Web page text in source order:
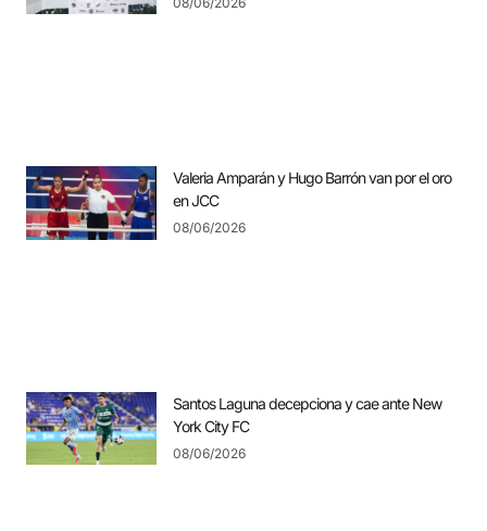
Valeria Amparán y Hugo Barrón van por el oro
en JCC
08/06/2026
Santos Laguna decepciona y cae ante New
York City FC
08/06/2026